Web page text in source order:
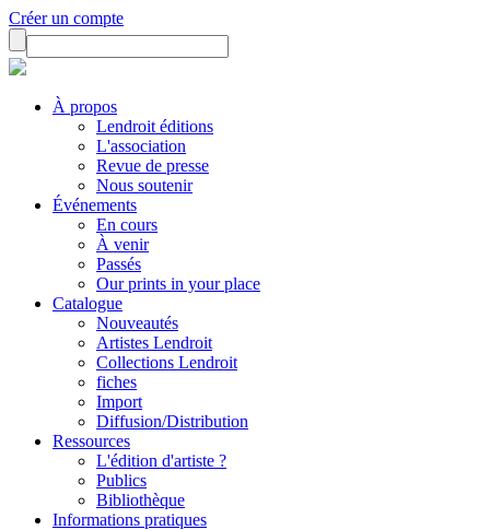
Créer un compte
À propos
Lendroit éditions
L'association
Revue de presse
Nous soutenir
Événements
En cours
À venir
Passés
Our prints in your place
Catalogue
Nouveautés
Artistes Lendroit
Collections Lendroit
fiches
Import
Diffusion/Distribution
Ressources
L'édition d'artiste ?
Publics
Bibliothèque
Informations pratiques